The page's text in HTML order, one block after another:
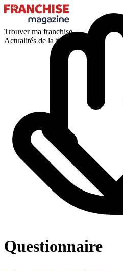
Trouver ma franchise
Actualités de la franchise
Questionnaire